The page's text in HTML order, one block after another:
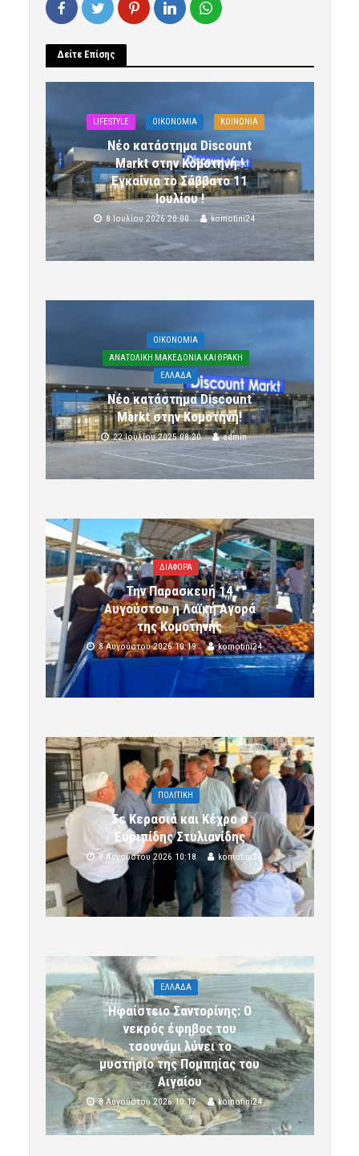
Δείτε Επίσης
LIFESTYLE OIKONOMIA ΚΟΙΝΩΝΙΑ
Νέο κατάστημα Discount
Markt στην Κομοτηνή !
Εγκαίνια το Σάββατο 11
Ιουλίου !
8 Ιουλίου 2026 20:00 komotini24
OIKONOMIA
ΑΝΑΤΟΛΙΚΗ ΜΑΚΕΔΟΝΙΑ ΚΑΙ ΘΡΑΚΗ
ΕΛΛΑΔΑ
Νέο κατάστημα Discount
Markt στην Κομοτηνή!
22 Ιουλίου 2025 08:20 admin
ΔΙΑΦΟΡΑ
Την Παρασκευή 14
Αυγούστου η Λαϊκή Αγορά
της Κομοτηνής
8 Αυγούστου 2026 10:19 komotini24
ΠΟΛΙΤΙΚΗ
Σε Κερασιά και Κέχρο ο
Ευριπίδης Στυλιανίδης
8 Αυγούστου 2026 10:18 komotini24
ΕΛΛΑΔΑ
Ηφαίστειο Σαντορίνης: Ο
νεκρός έφηβος του
τσουνάμι λύνει το
μυστήριο της Πομπηίας του
Αιγαίου
8 Αυγούστου 2026 10:17 komotini24